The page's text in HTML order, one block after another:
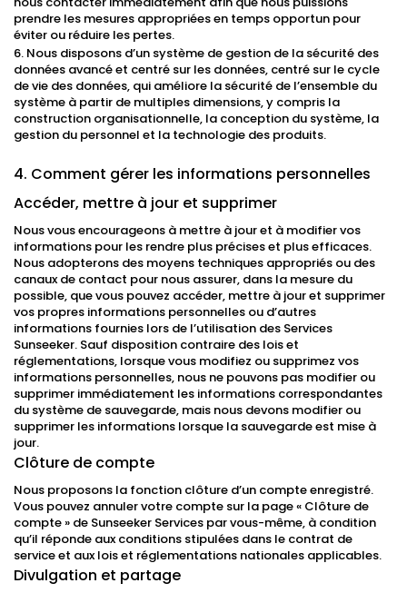
prendre les mesures appropriées en temps opportun pour
éviter ou réduire les pertes.
6. Nous disposons d’un système de gestion de la sécurité des
données avancé et centré sur les données, centré sur le cycle
de vie des données, qui améliore la sécurité de l’ensemble du
système à partir de multiples dimensions, y compris la
construction organisationnelle, la conception du système, la
gestion du personnel et la technologie des produits.
4. Comment gérer les informations personnelles
Accéder, mettre à jour et supprimer
Nous vous encourageons à mettre à jour et à modifier vos
informations pour les rendre plus précises et plus efficaces.
Nous adopterons des moyens techniques appropriés ou des
canaux de contact pour nous assurer, dans la mesure du
possible, que vous pouvez accéder, mettre à jour et supprimer
vos propres informations personnelles ou d’autres
informations fournies lors de l’utilisation des Services
Sunseeker. Sauf disposition contraire des lois et
réglementations, lorsque vous modifiez ou supprimez vos
informations personnelles, nous ne pouvons pas modifier ou
supprimer immédiatement les informations correspondantes
du système de sauvegarde, mais nous devons modifier ou
supprimer les informations lorsque la sauvegarde est mise à
jour.
Clôture de compte
Nous proposons la fonction clôture d’un compte enregistré.
Vous pouvez annuler votre compte sur la page « Clôture de
compte » de Sunseeker Services par vous-même, à condition
qu’il réponde aux conditions stipulées dans le contrat de
service et aux lois et réglementations nationales applicables.
Divulgation et partage